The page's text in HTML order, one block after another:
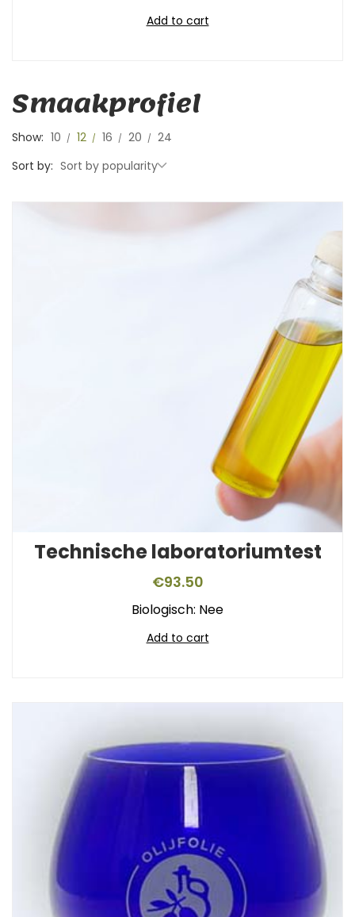
Add to cart
Smaakprofiel
Show: 10 12 16 20
24
Sort by: Sort by popularity
Technische laboratoriumtest
€93.50
Biologisch: Nee
Add to cart